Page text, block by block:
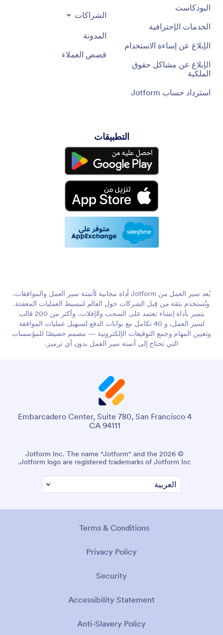
البودكاست
الخدمات الإحترافية
الإبلاغ عن إساءة الاستخدام
الإبلاغ عن مشاكل حقوق
الملكية
استرداد حساب Jotform
الشراكات
المدونة
قصص العملاء
التطبيقات
يُعد سير العمل من Jotform أداة مجانية لأتمتة سير العمل والموافقات،
وتُستخدم بثقة من قِبل الشركات حول العالم لتبسيط العمليات المعقدة.
يتميز بأداة إنشاء تعتمد على السحب والإفلات، وأكثر من 200 قالب
لسير العمل، و 40 تكامل مع بوابات الدفع لتسهيل عمليات الموافقة
وتعيين المهام وجمع التوقيعات الإلكترونية — مصمم خصيصًا للمؤسسات
التي تحتاج إلى أتمتة سير العمل بدون أي ترميز.
4 Embarcadero Center, Suite 780, San Francisco
CA 94111
© 2026 Jotform Inc. The name "Jotform" and the
Jotform logo are registered trademarks of Jotform Inc.
Terms & Conditions
Privacy Policy
Security
Accessibility Statement
Anti-Slavery Policy